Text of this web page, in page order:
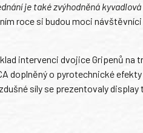
je také zvýhodněná
roce si budou moci
intervenci dvojice Gripenů na
doplněný o pyrotechnické
síly se prezentovaly display